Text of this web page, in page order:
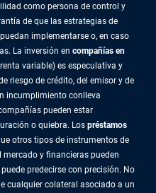
como persona de control y
de que las estrategias de
implementarse o, en caso
La inversión en compañías en
variable) es especulativa y
riesgo de crédito, del emisor y de
incumplimiento conlleva
pueden estar
o quiebra. Los préstamos
otros tipos de instrumentos de
mercado y financieras pueden
predecirse con precisión. No
cualquier colateral asociado a un